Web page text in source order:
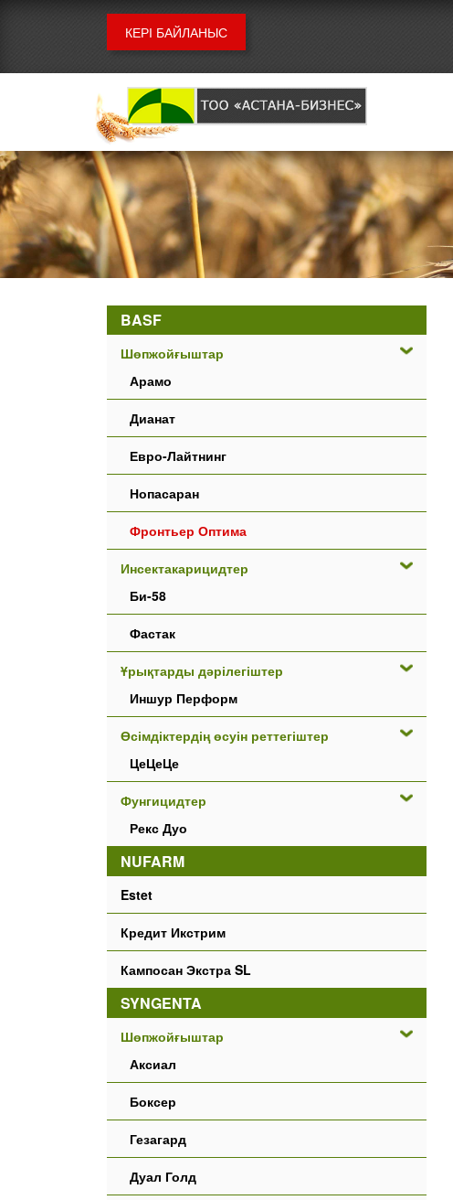
КЕРІ БАЙЛАНЫС
BASF
Шөпжойғыштар
Арамо
Дианат
Евро-Лайтнинг
Нопасаран
Фронтьер Оптима
Инсектакарицидтер
Би-58
Фастак
Ұрықтарды дәрілегіштер
Иншур Перформ
Өсімдіктердің өсуін реттегіштер
ЦеЦеЦе
Фунгицидтер
Рекс Дуо
NUFARM
Estet
Кредит Икстрим
Кампосан Экстра SL
SYNGENTA
Шөпжойғыштар
Аксиал
Боксер
Гезагард
Дуал Голд